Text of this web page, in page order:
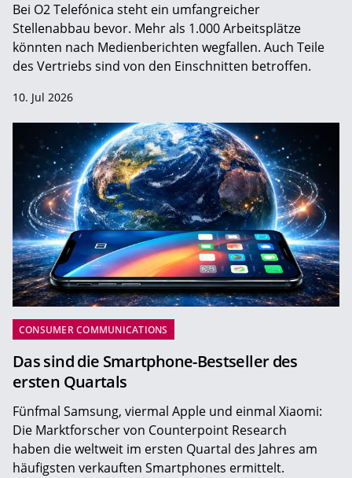
Bei O2 Telefónica steht ein umfangreicher
Stellenabbau bevor. Mehr als 1.000 Arbeitsplätze
könnten nach Medienberichten wegfallen. Auch Teile
des Vertriebs sind von den Einschnitten betroffen.
10. Jul 2026
CONSUMER COMMUNICATIONS
Das sind die Smartphone-Bestseller des
ersten Quartals
Fünfmal Samsung, viermal Apple und einmal Xiaomi:
Die Marktforscher von Counterpoint Research
haben die weltweit im ersten Quartal des Jahres am
häufigsten verkauften Smartphones ermittelt.